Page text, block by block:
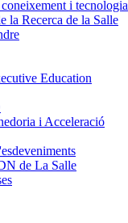
i tecnologia
la Recerca de la Salle
Education
i Acceleració
de La Salle